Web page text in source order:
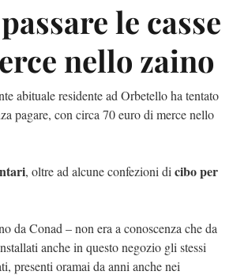
le casse
nello zaino
abituale residente ad Orbetello ha tentato
pagare, con circa 70 euro di merce nello
, oltre ad alcune confezioni di cibo per
da Conad – non era a conoscenza che da
anche in questo negozio gli stessi
presenti oramai da anni anche nei